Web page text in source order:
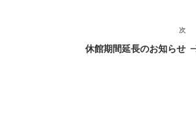
次
の
次
休館期間延長のお知らせ